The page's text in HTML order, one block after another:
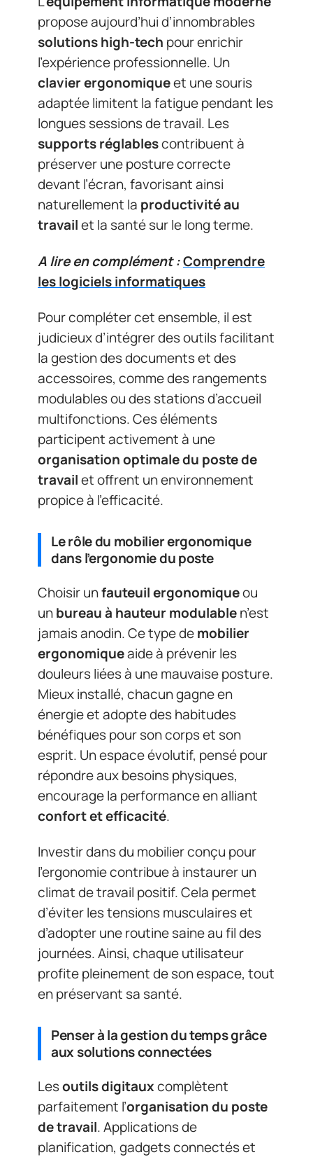
propose aujourd’hui d’innombrables
solutions high-tech pour enrichir
l’expérience professionnelle. Un
clavier ergonomiqueet une souris
adaptée limitent la fatigue pendant les
longues sessions de travail. Les
supports réglablescontribuent à
préserver une posture correcte
devant l’écran, favorisant ainsi
naturellement la productivité au
travailet la santé sur le long terme.
A lire en complément :Comprendre
les logiciels informatiques
Pour compléter cet ensemble, il est
judicieux d’intégrer des outils facilitant
la gestion des documents et des
accessoires, comme des rangements
modulables ou des stations d’accueil
multifonctions. Ces éléments
participent activement à une
organisation optimale du poste de
travailet offrent un environnement
propice à l’efficacité.
Le rôle du mobilier ergonomique
dans l’ergonomie du poste
Choisir unfauteuil ergonomiqueou
unbureau à hauteur modulablen’est
jamais anodin. Ce type demobilier
ergonomiqueaide à prévenir les
douleurs liées à une mauvaise posture.
Mieux installé, chacun gagne en
énergie et adopte des habitudes
bénéfiques pour son corps et son
esprit. Un espace évolutif, pensé pour
répondre aux besoins physiques,
encourage la performance en alliant
confort et efficacité.
Investir dans du mobilier conçu pour
l’ergonomie contribue à instaurer un
climat de travail positif. Cela permet
d’éviter les tensions musculaires et
d’adopter une routine saine au fil des
journées. Ainsi, chaque utilisateur
profite pleinement de son espace, tout
en préservant sa santé.
Penser à la gestion du temps grâce
aux solutions connectées
Lesoutils digitauxcomplètent
parfaitement l’organisation du poste
de travail. Applications de
planification, gadgets connectés et